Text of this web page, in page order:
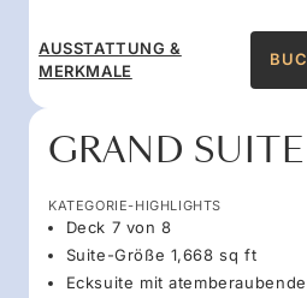
AUSSTATTUNG &
MERKMALE
GRAND SUITE
KATEGORIE-HIGHLIGHTS
Deck 7 von 8
Suite-Größe 1,668 sq ft
Ecksuite mit